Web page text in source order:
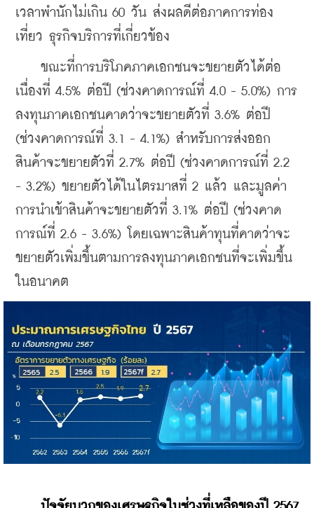
เวลาพำนักไม่เกิน 60 วัน ส่งผลดีต่อภาคการท่อง
เที่ยว ธุรกิจบริการที่เกี่ยวข้อง
ขณะที่การบริโภคภาคเอกชนจะขยายตัวได้ต่อ
เนื่องที่ 4.5% ต่อปี (ช่วงคาดการณ์ที่ 4.0 - 5.0%) การ
ลงทุนภาคเอกชนคาดว่าจะขยายตัวที่ 3.6% ต่อปี
(ช่วงคาดการณ์ที่ 3.1 - 4.1%) สำหรับการส่งออก
สินค้าจะขยายตัวที่ 2.7% ต่อปี (ช่วงคาดการณ์ที่ 2.2
- 3.2%) ขยายตัวได้ในไตรมาสที่ 2 แล้ว และมูลค่า
การนำเข้าสินค้าจะขยายตัวที่ 3.1% ต่อปี (ช่วงคาด
การณ์ที่ 2.6 - 3.6%) โดยเฉพาะสินค้าทุนที่คาดว่าจะ
ขยายตัวเพิ่มขึ้นตามการลงทุนภาคเอกชนที่จะเพิ่มขึ้น
ในอนาคต